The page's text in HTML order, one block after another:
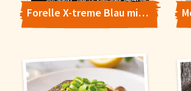
Forelle X-treme Blau mit Kartoffelstampf-Pfirsich-Melba